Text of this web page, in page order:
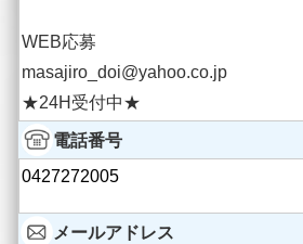
WEB応募
masajiro_doi@yahoo.co.jp
★24H受付中★
電話番号
0427272005
メールアドレス